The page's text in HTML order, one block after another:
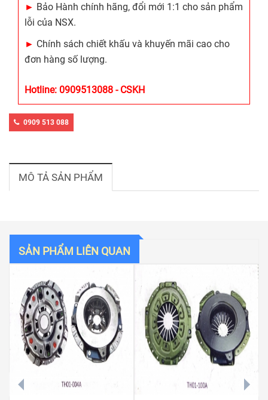
► Bảo Hành chính hãng, đổi mới 1:1 cho sản phẩm
lỗi của NSX.
► Chính sách chiết khấu và khuyến mãi cao cho
đơn hàng số lượng.
Hotline: 0909513088 - CSKH
0909 513 088
MÔ TẢ SẢN PHẨM
SẢN PHẨM LIÊN QUAN
prev next